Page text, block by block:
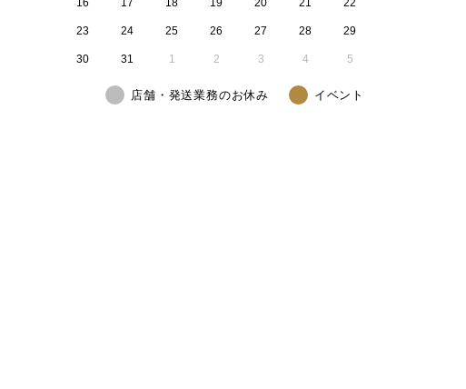
16 17 18 19 20 21 22
23 24 25 26 27 28 29
30 31 1 2 3 4 5
店舗・発送業務のお休み イベント